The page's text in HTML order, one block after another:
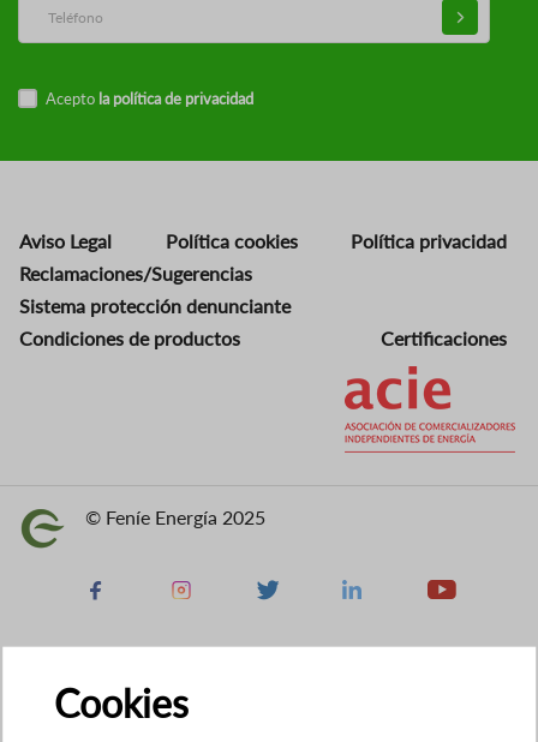
Acepto la política de privacidad
Aviso Legal Política cookies
Política privacidad
Reclamaciones/Sugerencias
Sistema protección denunciante
Condiciones de productos
Certificaciones
Imagen © Feníe Energía 2025
Facebook Instagram X Linkedin Youtube
Cookies